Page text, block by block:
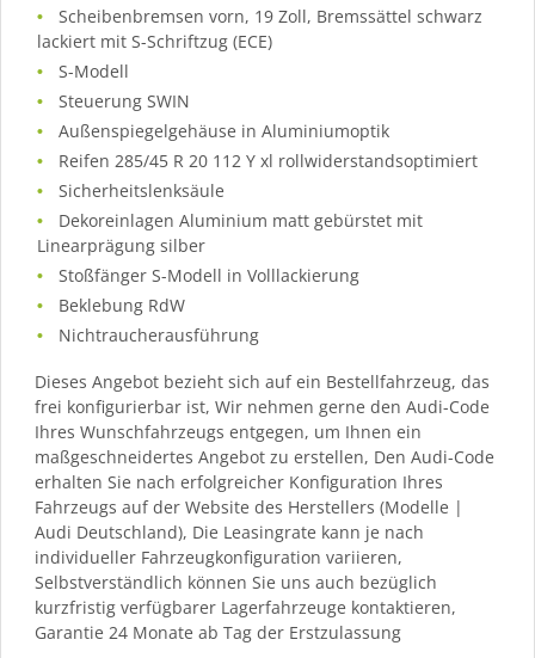
Scheibenbremsen vorn, 19 Zoll, Bremssättel schwarz
lackiert mit S-Schriftzug (ECE)
S-Modell
Steuerung SWIN
Außenspiegelgehäuse in Aluminiumoptik
Reifen 285/45 R 20 112 Y xl rollwiderstandsoptimiert
Sicherheitslenksäule
Dekoreinlagen Aluminium matt gebürstet mit
Linearprägung silber
Stoßfänger S-Modell in Volllackierung
Beklebung RdW
Nichtraucherausführung
Dieses Angebot bezieht sich auf ein Bestellfahrzeug, das
frei konfigurierbar ist, Wir nehmen gerne den Audi-Code
Ihres Wunschfahrzeugs entgegen, um Ihnen ein
maßgeschneidertes Angebot zu erstellen, Den Audi-Code
erhalten Sie nach erfolgreicher Konfiguration Ihres
Fahrzeugs auf der Website des Herstellers (Modelle |
Audi Deutschland), Die Leasingrate kann je nach
individueller Fahrzeugkonfiguration variieren,
Selbstverständlich können Sie uns auch bezüglich
kurzfristig verfügbarer Lagerfahrzeuge kontaktieren,
Garantie 24 Monate ab Tag der Erstzulassung